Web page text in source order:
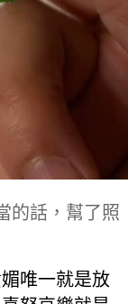
的話，幫了照
唯一就是放